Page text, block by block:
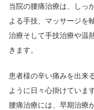
当院の腰痛治療は、しっ
よる手技、マッサージを
治療そして手技治療や温
きます。
患者様の辛い痛みを出来
ように日々心掛けています
腰痛治療には、早期治療